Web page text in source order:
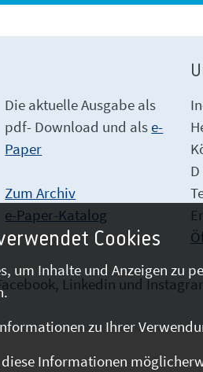
Die aktuelle Ausgabe als
pdf- Download und alse-
Paper
Zum Archiv
e-Paper-Katalog
Linkedin und
Cookies
um Inhalte und Anzeigen zu
zu Ihrer
Informationen